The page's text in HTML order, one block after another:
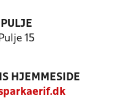
PULJE
15
HJEMMESIDE